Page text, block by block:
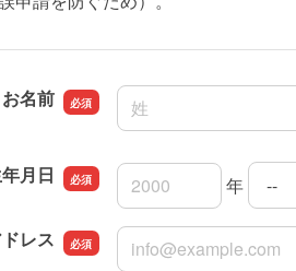
お名前 名前の姓
月日
生年月日の年
年
生年月日の月
生年月日の日
レス ご登録メールアドレス